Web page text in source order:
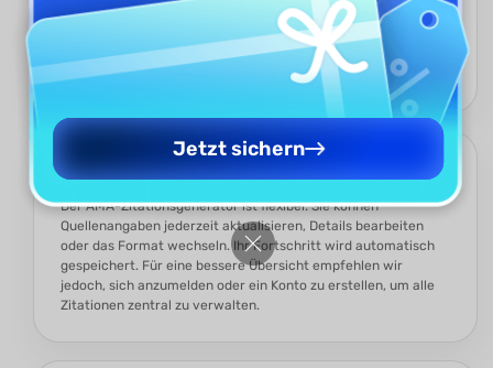
Zeichensetzung verbracht haben? Damit ist jetzt Schluss. In
nur wenigen Sekunden erstellt der Generator korrekte AMA-
Zitationen. Quelle eingeben, auf einen Button klicken und die
fertige Zitation sofort kopieren.
Jederzeit flexibel anpassen
Der AMA-Zitationsgenerator ist flexibel: Sie können
Quellenangaben jederzeit aktualisieren, Details bearbeiten
oder das Format wechseln. Ihr Fortschritt wird automatisch
gespeichert. Für eine bessere Übersicht empfehlen wir
jedoch, sich anzumelden oder ein Konto zu erstellen, um alle
Zitationen zentral zu verwalten.
Jetzt sichern